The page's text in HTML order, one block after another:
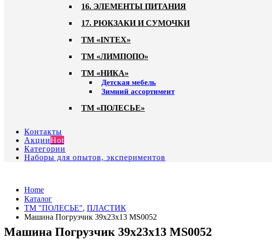
16. ЭЛЕМЕНТЫ ПИТАНИЯ
17. РЮКЗАКИ И СУМОЧКИ
ТМ «INTEX»
ТМ «ЛИМПОПО»
ТМ «НИКА»
Детская мебель
Зимний ассортимент
ТМ «ПОЛЕСЬЕ»
Контакты
АкцииHot
Категории
Наборы для опытов, экспериментов
Home
Каталог
ТМ "ПОЛЕСЬЕ", ПЛАСТИК
Машина Погрузчик 39х23х13 MS0052
Машина Погрузчик 39х23х13 MS0052